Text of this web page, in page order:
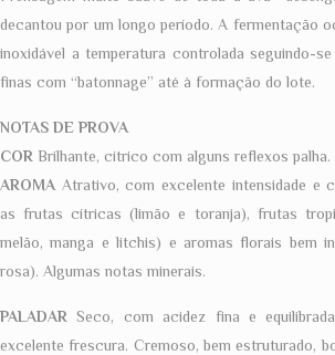
decantou por um longo período. A fermentação
inoxidável a temperatura controlada seguindo-
finas com “batonnage” até à formação do lote.
NOTAS DE PROVA
COR Brilhante, cítrico com alguns reflexos palha.
AROMA Atrativo, com excelente intensidade e
as frutas cítricas (limão e toranja), frutas
melão, manga e litchis) e aromas florais bem
rosa). Algumas notas minerais.
PALADAR Seco, com acidez fina e
excelente frescura. Cremoso, bem estruturado,